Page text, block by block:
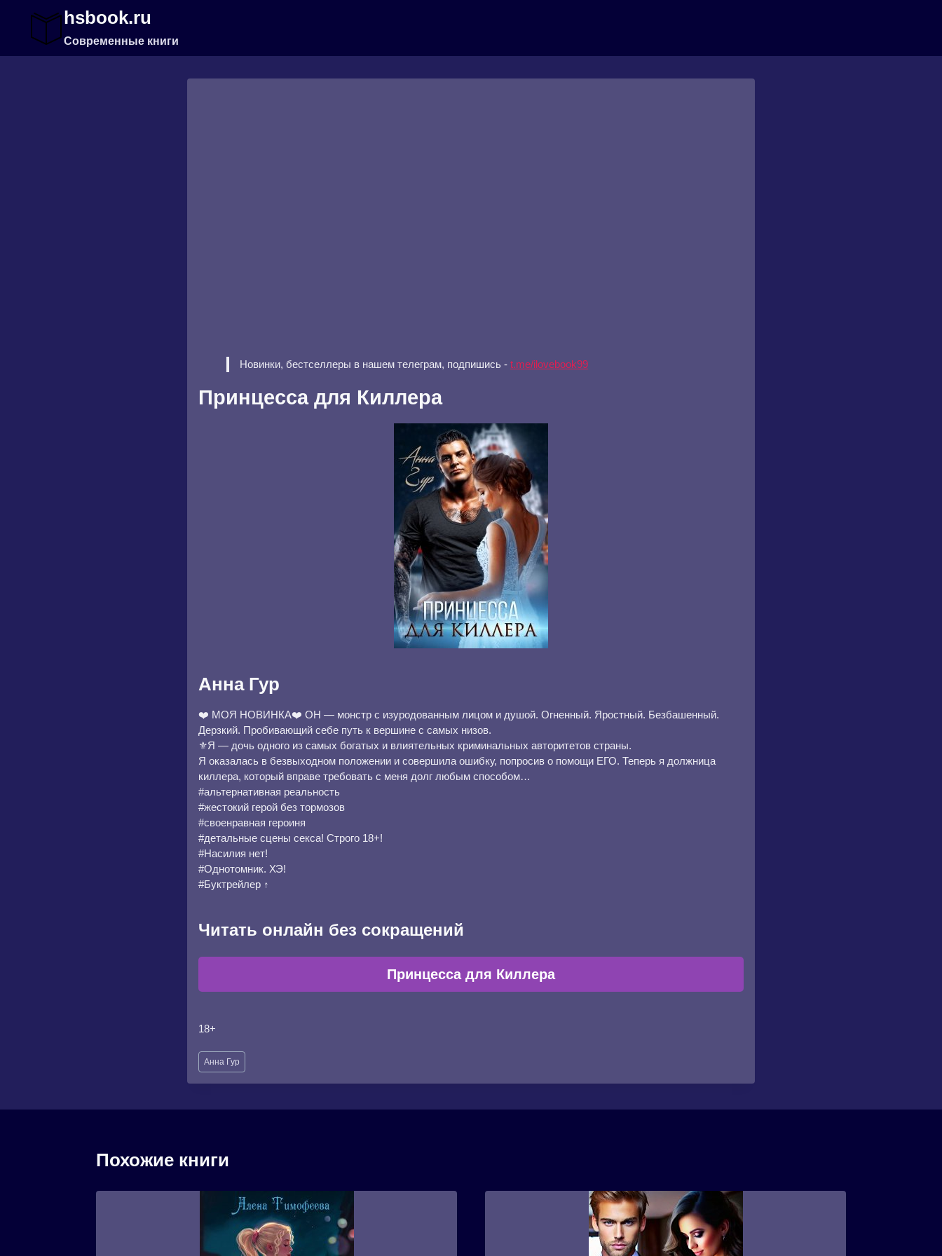
содержимому
hsbook.ru
Современные книги
Новинки, бестселлеры в нашем телеграм, подпишись - t.me/ilovebook99
Принцесса для Киллера
Анна Гур
❤️ МОЯ НОВИНКА❤️ ОН — монстр с изуродованным лицом и душой. Огненный. Яростный. Безбашенный.
Дерзкий. Пробивающий себе путь к вершине с самых низов.
⚜️Я — дочь одного из самых богатых и влиятельных криминальных авторитетов страны.
Я оказалась в безвыходном положении и совершила ошибку, попросив о помощи ЕГО. Теперь я должница
киллера, который вправе требовать с меня долг любым способом…
#альтернативная реальность
#жестокий герой без тормозов
#своенравная героиня
#детальные сцены секса! Строго 18+!
#Насилия нет!
#Однотомник. ХЭ!
#Буктрейлер ↑
Читать онлайн без сокращений
Принцесса для Киллера
18+
Метки
записи:
Анна Гур
Похожие книги